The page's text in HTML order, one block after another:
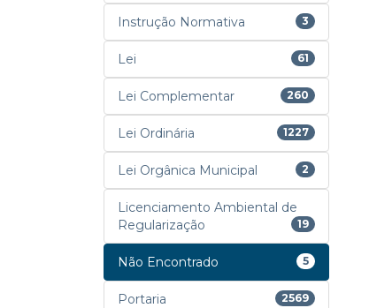
Instrução Normativa 3
Lei 61
Lei Complementar 260
Lei Ordinária 1227
Lei Orgânica Municipal 2
Licenciamento Ambiental de
Regularização
19
Não Encontrado 5
Portaria 2569